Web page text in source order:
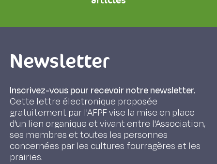
Newsletter
Inscrivez-vous pour recevoir notre newsletter.
Cette lettre électronique proposée
gratuitement par l'AFPF vise la mise en place
d'un lien organique et vivant entre l'Association,
ses membres et toutes les personnes
concernées par les cultures fourragères et les
prairies.